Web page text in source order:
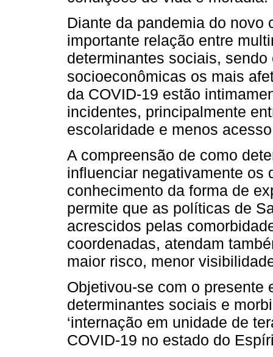
Diante da pandemia do novo
importante relação entre
determinantes sociais,
socioeconômicas os mais
da COVID-19 estão
incidentes, principalmente
escolaridade e menos
A compreensão de como
influenciar negativamente os
conhecimento da forma de
permite que as políticas de
acrescidos pelas
coordenadas, atendam
maior risco, menor
Objetivou-se com o presente
determinantes sociais e
‘internação em unidade de
COVID-19 no estado do